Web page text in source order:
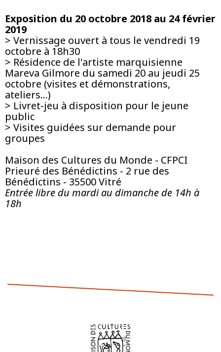
Exposition du 20 octobre 2018 au 24 février
2019
> Vernissage ouvert à tous le vendredi 19
octobre à 18h30
> Résidence de l'artiste marquisienne
Mareva Gilmore du samedi 20 au jeudi 25
octobre (visites et démonstrations,
ateliers...)
> Livret-jeu à disposition pour le jeune
public
> Visites guidées sur demande pour
groupes
Maison des Cultures du Monde - CFPCI
Prieuré des Bénédictins - 2 rue des
Bénédictins - 35500 Vitré
Entrée libre du mardi au dimanche de 14h à
18h